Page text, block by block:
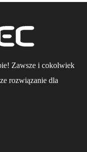
Zawsze i cokolwiek
rozwiązanie dla